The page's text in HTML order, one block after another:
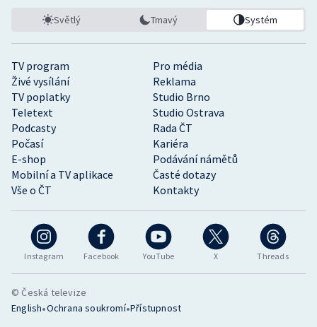
Instagram Facebook YouTube X Threads
TV program
Pro média
Živé vysílání
Reklama
TV poplatky
Studio Brno
Teletext
Studio Ostrava
Podcasty
Rada ČT
Počasí
Kariéra
E-shop
Podávání námětů
Mobilní a TV aplikace
Časté dotazy
Vše o ČT
Kontakty
Světlý Tmavý Systém
© Česká televize
English•Ochrana soukromí•Přístupnost